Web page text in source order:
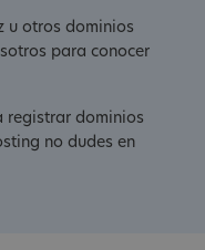
u otros dominios
para conocer
registrar dominios
no dudes en